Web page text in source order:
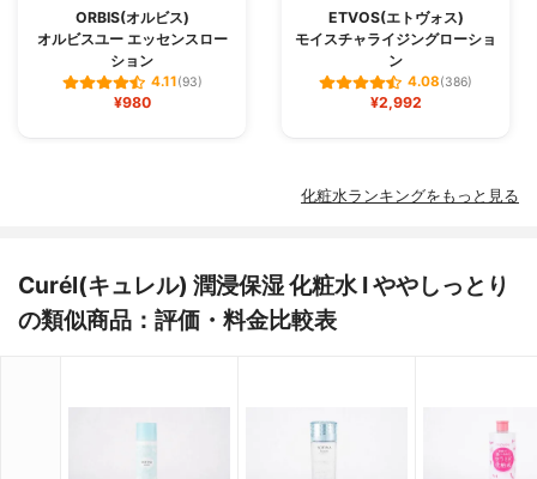
ORBIS(オルビス)
オルビスユー エッセンスロー
ション
4.11(93)
¥980
ETVOS(エトヴォス)
モイスチャライジングローショ
ン
4.08(386)
¥2,992
化粧水ランキングをもっと見る
Curél(キュレル) 潤浸保湿 化粧水 I ややしっとり
の類似商品：評価・料金比較表